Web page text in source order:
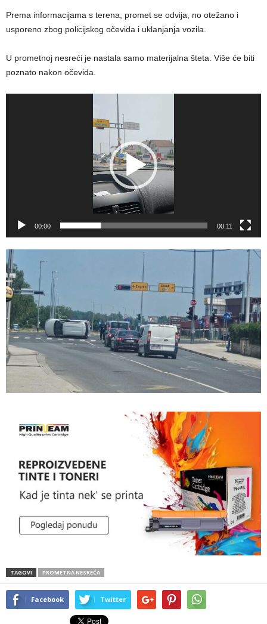
Prema informacijama s terena, promet se odvija, no otežano i
usporeno zbog policijskog očevida i uklanjanja vozila.
U prometnoj nesreći je nastala samo materijalna šteta. Više će biti
poznato nakon očevida.
00:00 00:11
TAGOVI PROMETNA NESREĆA
Facebook Twitter